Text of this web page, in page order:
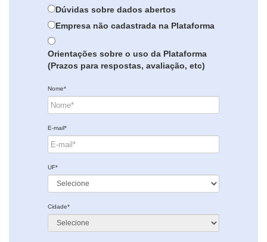
Dúvidas sobre dados abertos
Empresa não cadastrada na Plataforma
Orientações sobre o uso da Plataforma
(Prazos para respostas, avaliação, etc)
Nome*
E-mail*
UF*
Cidade*